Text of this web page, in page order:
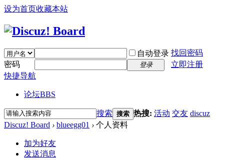
设为首页收藏本站
自动登录 找回密码
密码
登录
立即注册
快捷导航
论坛BBS
搜索 搜索 热搜: 活动 交友 discuz
Discuz! Board › blueegg01 › 个人资料
加为好友
发送消息